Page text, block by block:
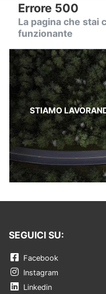
Errore 500
La pagina che stai
funzionante
STIAMO
SEGUICI SU:
Facebook
Instagram
Linkedin